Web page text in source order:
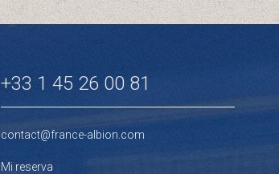
+33 1 45 26 00 81
contact@france-albion.com
Mi reserva